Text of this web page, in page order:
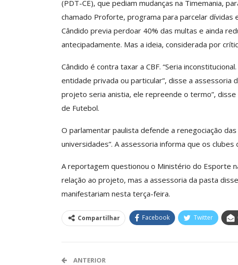
(PDT-CE), que pediam mudanças na Timemania,
chamado Proforte, programa para parcelar
Cândido previa perdoar 40% das multas e ainda
antecipadamente. Mas a ideia, considerada por
Cândido é contra taxar a CBF. “Seria
entidade privada ou particular”, disse a assessoria
projeto seria anistia, ele repreende o termo”,
de Futebol.
O parlamentar paulista defende a renegociação
universidades”. A assessoria informa que os
A reportagem questionou o Ministério do Esporte
relação ao projeto, mas a assessoria da pasta
manifestariam nesta terça-feira.
Compartilhar Facebook Twitter
ANTERIOR